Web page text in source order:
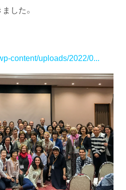
した。
content/uploads/2022/0...